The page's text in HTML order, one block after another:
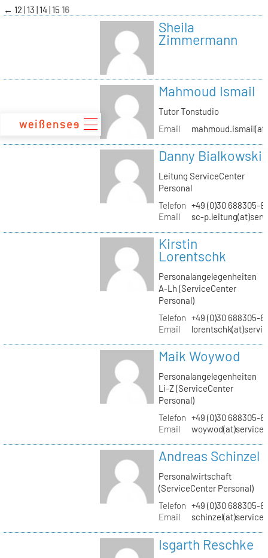
zum
Inhalt
← 12 13 14 15 16
Sheila
Zimmermann
Mahmoud Ismail
Tutor Tonstudio
Email
Danny Bialkowski
Leitung ServiceCenter
Personal
Telefon +49 (0)30 688305-
Email
sc-
Kirstin
Lorentschk
Personalangelegenheiten
A-Lh (ServiceCenter
Personal)
Telefon +49 (0)30 688305-
Email
Maik Woywod
Personalangelegenheiten
Li-Z (ServiceCenter
Personal)
Telefon +49 (0)30 688305-
Email
Andreas Schinzel
Personalwirtschaft
(ServiceCenter Personal)
Telefon +49 (0)30 688305-
Email
Isgarth Reschke